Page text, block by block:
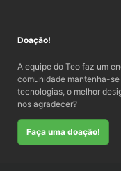
Doação!
A equipe do Teo faz um
comunidade mantenha-
tecnologias, o melhor
nos agradecer?
Faça uma doação!